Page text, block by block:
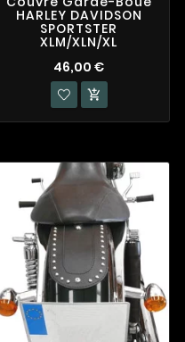
HARLEY DAVIDSON
SPORTSTER
XLM/XLN/XL
46,00 €
